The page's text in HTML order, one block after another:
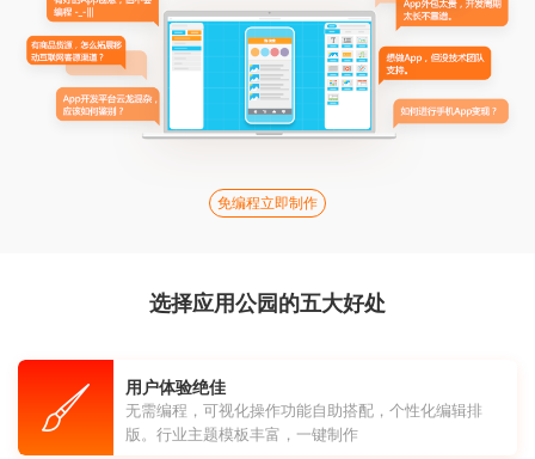
免编程立即制作
选择应用公园的五大好处
用户体验绝佳
无需编程，可视化操作功能自助搭配，个性化编辑排
版。行业主题模板丰富，一键制作